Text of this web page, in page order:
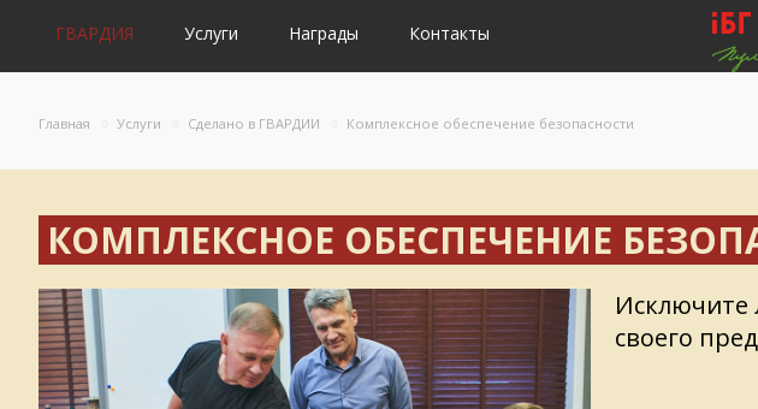
ГВАРДИЯ Услуги Награды Контакты
Главная Услуги Сделано в ГВАРДИИ Комплексное обеспечение безопасности
КОМПЛЕКСНОЕ ОБЕСПЕЧЕНИЕ
Исключите
своего